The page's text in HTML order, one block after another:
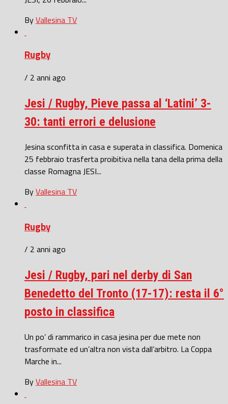
ByVallesina TV
Rugby
/ 2 anni ago
Jesi / Rugby, Pieve passa al ‘Latini’ 3-
30: tanti errori e delusione
Jesina sconfitta in casa e superata in classifica. Domenica
25 febbraio trasferta proibitiva nella tana della prima della
classe Romagna JESI...
ByVallesina TV
Rugby
/ 2 anni ago
Jesi / Rugby, pari nel derby di San
Benedetto del Tronto (17-17): resta il 6°
posto in classifica
Un po’ di rammarico in casa jesina per due mete non
trasformate ed un’altra non vista dall’arbitro. La Coppa
Marche in...
ByVallesina TV